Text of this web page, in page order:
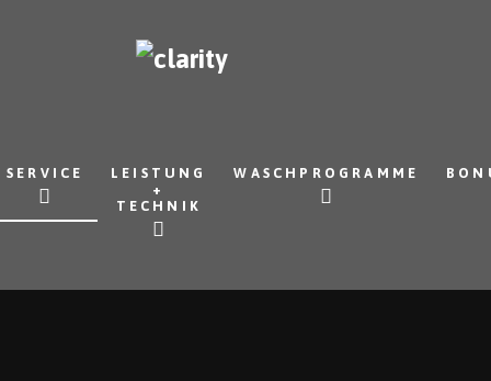
SERVICE
LEISTUNG
+
TECHNIK
WASCHPROGRAMME